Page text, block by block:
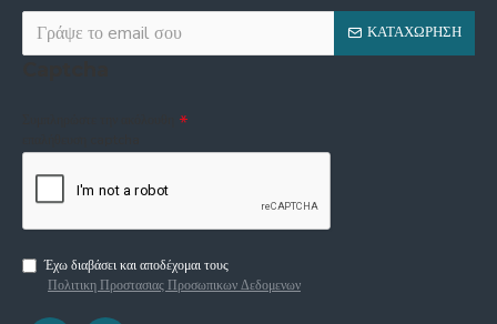
ΚΑΤΑΧΏΡΗΣΗ
Έχω διαβάσει και αποδέχομαι τους
Πολιτικη Προστασιας Προσωπικων Δεδομενων